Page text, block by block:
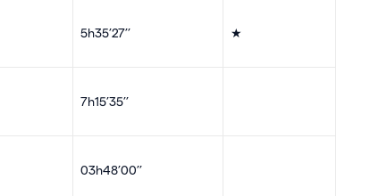
5h35’27’’ ★
7h15’35’’
03h48’00’’